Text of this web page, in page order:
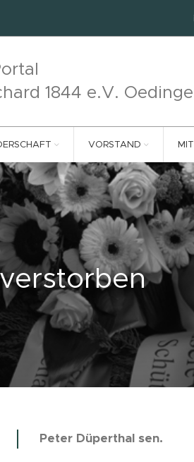
1844 e.V.
VORSTAND
Peter Düperthal sen.